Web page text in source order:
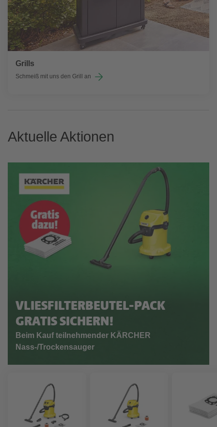
Grills
Schmeiß mit uns den Grill an
Aktuelle Aktionen
VLIESFILTERBEUTEL-PACK
GRATIS SICHERN!
Beim Kauf teilnehmender KÄRCHER
Nass-/Trockensauger